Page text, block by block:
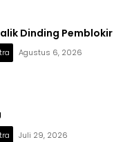
Dinding Pemblokir
Agustus 6, 2026
Juli 29, 2026